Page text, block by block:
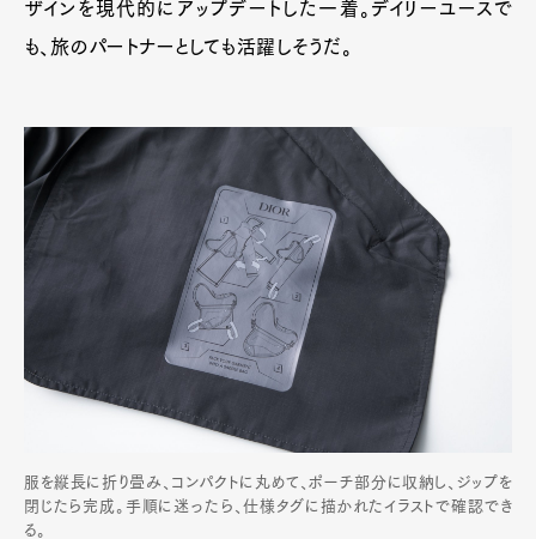
ザインを現代的にアップデートした一着。デイリーユースで
も、旅のパートナーとしても活躍しそうだ。
服を縦長に折り畳み、コンパクトに丸めて、ポーチ部分に収納し、ジップを
閉じたら完成。手順に迷ったら、仕様タグに描かれたイラストで確認でき
る。